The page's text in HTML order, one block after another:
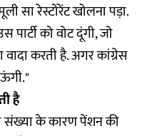
सा रेस्टोरेंट खोलना पड़ा.
पार्टी को वोट दूंगी, जो
करती है. अगर कांग्रेस
है
संख्या के कारण पेंशन की